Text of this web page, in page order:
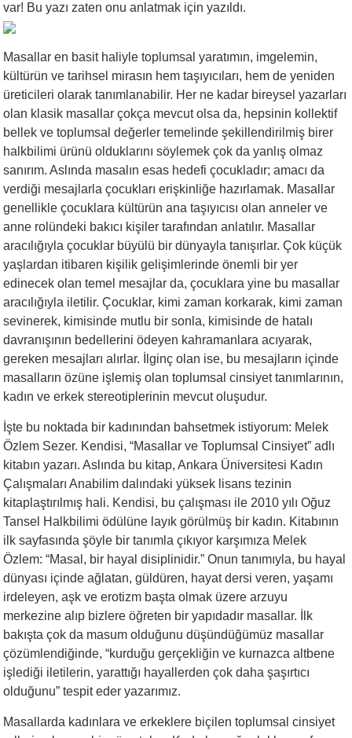
var! Bu yazı zaten onu anlatmak için yazıldı.
Masallar en basit haliyle toplumsal yaratımın, imgelemin,
kültürün ve tarihsel mirasın hem taşıyıcıları, hem de yeniden
üreticileri olarak tanımlanabilir. Her ne kadar bireysel yazarları
olan klasik masallar çokça mevcut olsa da, hepsinin kollektif
bellek ve toplumsal değerler temelinde şekillendirilmiş birer
halkbilimi ürünü olduklarını söylemek çok da yanlış olmaz
sanırım. Aslında masalın esas hedefi çocukladır; amacı da
verdiği mesajlarla çocukları erişkinliğe hazırlamak. Masallar
genellikle çocuklara kültürün ana taşıyıcısı olan anneler ve
anne rolündeki bakıcı kişiler tarafından anlatılır. Masallar
aracılığıyla çocuklar büyülü bir dünyayla tanışırlar. Çok küçük
yaşlardan itibaren kişilik gelişimlerinde önemli bir yer
edinecek olan temel mesajlar da, çocuklara yine bu masallar
aracılığıyla iletilir. Çocuklar, kimi zaman korkarak, kimi zaman
sevinerek, kimisinde mutlu bir sonla, kimisinde de hatalı
davranışının bedellerini ödeyen kahramanlara acıyarak,
gereken mesajları alırlar. İlginç olan ise, bu mesajların içinde
masalların özüne işlemiş olan toplumsal cinsiyet tanımlarının,
kadın ve erkek stereotiplerinin mevcut oluşudur.
İşte bu noktada bir kadınından bahsetmek istiyorum: Melek
Özlem Sezer. Kendisi, “Masallar ve Toplumsal Cinsiyet” adlı
kitabın yazarı. Aslında bu kitap, Ankara Üniversitesi Kadın
Çalışmaları Anabilim dalındaki yüksek lisans tezinin
kitaplaştırılmış hali. Kendisi, bu çalışması ile 2010 yılı Oğuz
Tansel Halkbilimi ödülüne layık görülmüş bir kadın. Kitabının
ilk sayfasında şöyle bir tanımla çıkıyor karşımıza Melek
Özlem: “Masal, bir hayal disiplinidir.” Onun tanımıyla, bu hayal
dünyası içinde ağlatan, güldüren, hayat dersi veren, yaşamı
irdeleyen, aşk ve erotizm başta olmak üzere arzuyu
merkezine alıp bizlere öğreten bir yapıdadır masallar. İlk
bakışta çok da masum olduğunu düşündüğümüz masallar
çözümlendiğinde, “kurduğu gerçekliğin ve kurnazca altbene
işlediği iletilerin, yarattığı hayallerden çok daha şaşırtıcı
olduğunu” tespit eder yazarımız.
Masallarda kadınlara ve erkeklere biçilen toplumsal cinsiyet